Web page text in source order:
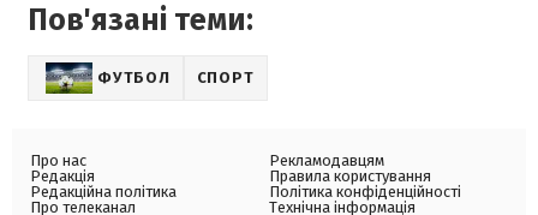
Пов'язані теми:
ФУТБОЛ СПОРТ
Про нас
Редакція
Редакційна політика
Про телеканал
Рекламодавцям
Правила користування
Політика конфіденційності
Технічна інформація